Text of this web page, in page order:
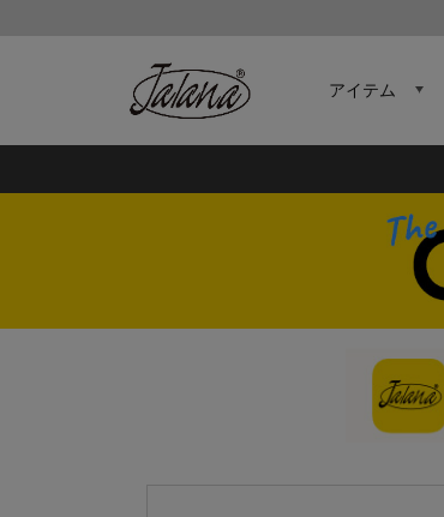
アイテム